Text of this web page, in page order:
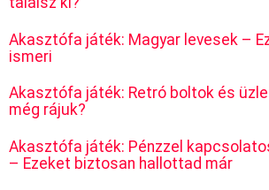
Akasztófa játék: Magyar levesek –
ismeri
Akasztófa játék: Retró boltok és
még rájuk?
Akasztófa játék: Pénzzel
– Ezeket biztosan hallottad már